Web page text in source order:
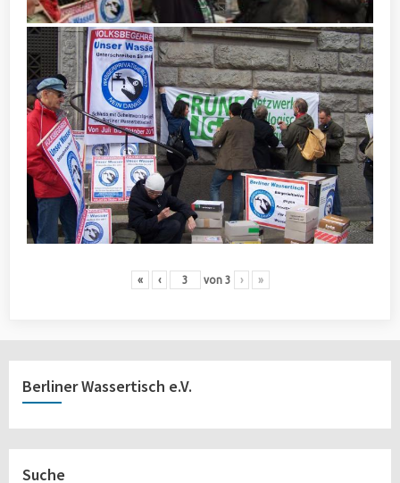
« ‹ von 3 › »
Berliner Wassertisch e.V.
Suche